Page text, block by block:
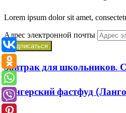
Lorem ipsum dolor sit amet,
Адрес электронной почты
Завтрак для школьников.
Венгерский фастфуд